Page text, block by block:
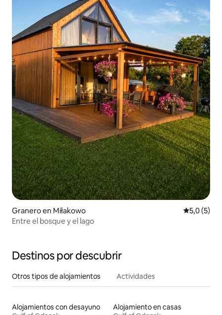
Granero en Miłakowo
5,0 (5)
Entre el bosque y el lago
Destinos por descubrir
Otros tipos de alojamientos Actividades
Alojamientos con desayuno
Alojamiento en casas